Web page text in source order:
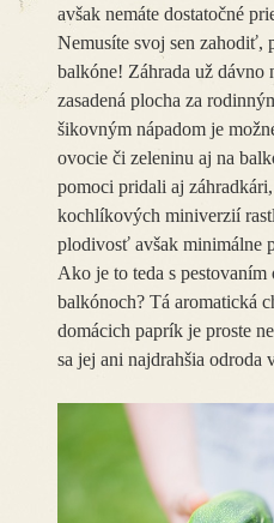
avšak nemáte dostatočné
Nemusíte svoj sen zahodiť,
balkóne! Záhrada už dávno
zasadená plocha za
šikovným nápadom je
ovocie či zeleninu aj na
pomoci pridali aj
kochlíkových miniverzií
plodivosť avšak minimálne
Ako je to teda s
balkónoch? Tá aromatická
domácich paprík je proste
sa jej ani najdrahšia odroda